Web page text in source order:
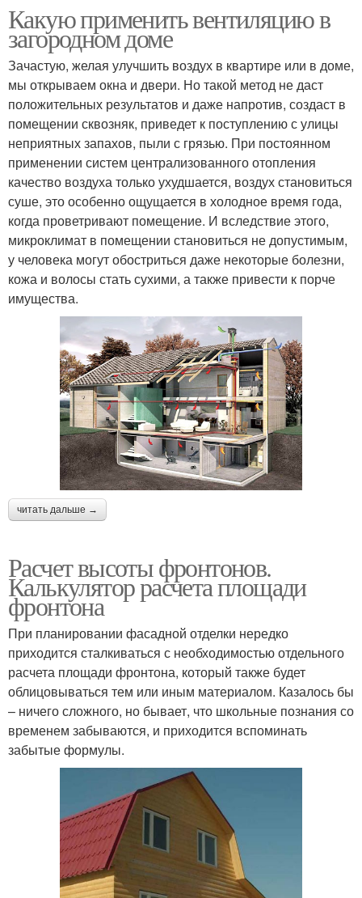
Какую применить вентиляцию в
загородном доме
Зачастую, желая улучшить воздух в квартире или в доме,
мы открываем окна и двери. Но такой метод не даст
положительных результатов и даже напротив, создаст в
помещении сквозняк, приведет к поступлению с улицы
неприятных запахов, пыли с грязью. При постоянном
применении систем централизованного отопления
качество воздуха только ухудшается, воздух становиться
суше, это особенно ощущается в холодное время года,
когда проветривают помещение. И вследствие этого,
микроклимат в помещении становиться не допустимым,
у человека могут обостриться даже некоторые болезни,
кожа и волосы стать сухими, а также привести к порче
имущества.
читать дальше →
Расчет высоты фронтонов.
Калькулятор расчета площади
фронтона
При планировании фасадной отделки нередко
приходится сталкиваться с необходимостью отдельного
расчета площади фронтона, который также будет
облицовываться тем или иным материалом. Казалось бы
– ничего сложного, но бывает, что школьные познания со
временем забываются, и приходится вспоминать
забытые формулы.